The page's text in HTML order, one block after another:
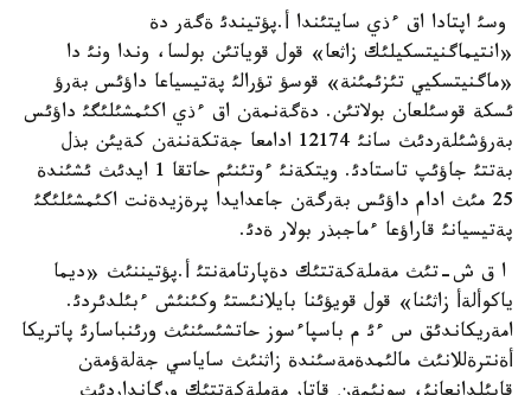
وسئ اپتادا اق ءذي سايتئندا أ.پؤتيندئ ةگةر دة
«انتيماگنيتسكيلئك زاثعا» قول قوياتئن بولسا، وندا ونئ دا
«ماگنيتسكيي تئزئمئنة» قوسؤ تؤرالئ پةتيسياعا داؤئس بةرؤ
ئسكة قوسئلعان بولاتئن. دةگةنمةن اق ءذي اكئمشئلئگئ داؤئس
بةرؤشئلةردئث سانئ 12174 ادامعا جةتكةننةن كةيئن بذل
بةتتئ جاؤئپ تاستادئ. ويتكةنئ ءوتئنئم حاتقا 1 ايدئث ئشئندة
25 مئث ادام داؤئس بةرگةن جاعدايدا پرةزيدةنت اكئمشئلئگئ
پةتيسيانئ قاراؤعا ءماجبذر بولار ةدئ.
ا ق ش-تئث مةملةكةتتئك دةپارتامةنتئ أ.پؤتيننئث «ديما
ياكوألةأ زاثئنا» قول قويؤئنا بايلانئستئ وكئنئش ءبئلدئردئ.
امةريكاندئق س ءئ م باسپاءسوز حاتشئسئنئث ورئنباسارئ پاتريكا
أةنترةللانئث مالئمدةمةسئندة زاثنئث ساياسي جةلةؤمةن